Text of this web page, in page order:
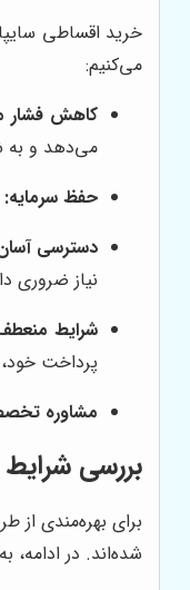
خرید اقساطی
می‌کنیم:
کاهش فشار
می‌دهد و به
حفظ سرمایه:
دسترسی
نیاز ضروری
شرایط
پرداخت
مشاوره
بررسی
برای بهره‌مندی
شده‌اند. در ادامه،